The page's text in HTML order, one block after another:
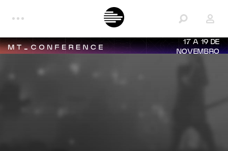
17 A 19 DE
NOVEMBRO